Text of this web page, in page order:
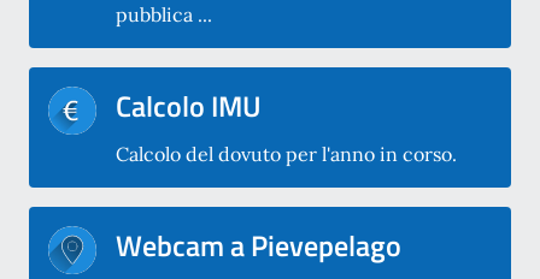
pubblica ...
Calcolo IMU
Calcolo del dovuto per l'anno in corso.
Webcam a Pievepelago